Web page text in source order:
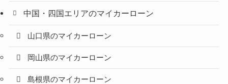
中国・四国エリアのマイカーローン
山口県のマイカーローン
岡山県のマイカーローン
島根県のマイカーローン